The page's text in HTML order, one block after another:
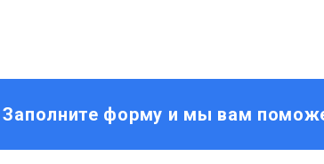
форму и мы вам